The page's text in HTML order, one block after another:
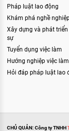
Pháp luật lao động
Khám phá nghề
Xây dựng và phát
sự
Tuyển dụng việc làm
Hướng nghiệp việc làm
Hỏi đáp pháp luật lao
CHỦ QUẢN: Công ty TNHH